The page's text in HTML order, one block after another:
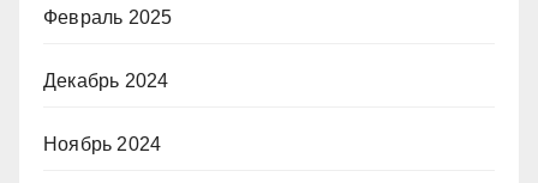
Февраль 2025
Декабрь 2024
Ноябрь 2024